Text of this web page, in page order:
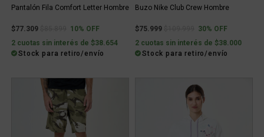
Pantalón Fila Comfort Letter Hombre
$77.309 Price reduced from
to10% OFF
2 cuotas sin interés de $38.654
Stock para retiro/envío
Buzo Nike Club Crew Hombre
$75.999 Price reduced from
to30% OFF
2 cuotas sin interés de $38.000
Stock para retiro/envío